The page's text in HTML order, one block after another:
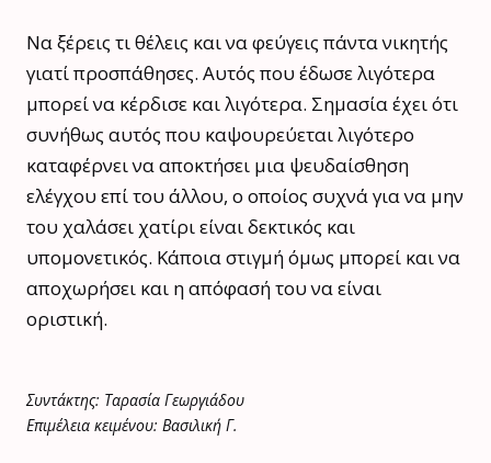
Να ξέρεις τι θέλεις και να φεύγεις πάντα νικητής
γιατί προσπάθησες. Αυτός που έδωσε λιγότερα
μπορεί να κέρδισε και λιγότερα. Σημασία έχει ότι
συνήθως αυτός που καψουρεύεται λιγότερο
καταφέρνει να αποκτήσει μια ψευδαίσθηση
ελέγχου επί του άλλου, ο οποίος συχνά για να μην
του χαλάσει χατίρι είναι δεκτικός και
υπομονετικός. Κάποια στιγμή όμως μπορεί και να
αποχωρήσει και η απόφασή του να είναι
οριστική.
Συντάκτης: Ταρασία Γεωργιάδου
Επιμέλεια κειμένου: Βασιλική Γ.